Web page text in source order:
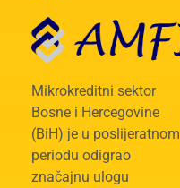
Mikrokreditni sektor
Bosne i Hercegovine
(BiH) je u poslijeratnom
periodu odigrao
značajnu ulogu